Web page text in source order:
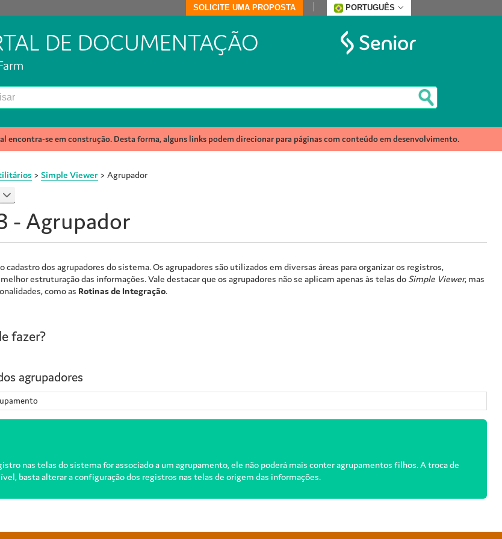
SOLICITE UMA PROPOSTA PORTUGUÊS
DE DOCUMENTAÇÃO
encontra-se em construção. Desta forma, alguns links podem direcionar para páginas com conteúdo em desenvolvimento.
> Simple Viewer > Agrupador
- Agrupador
cadastro dos agrupadores do sistema. Os agrupadores são utilizados em diversas áreas para organizar os registros,
estruturação das informações. Vale destacar que os agrupadores não se aplicam apenas às telas do Simple Viewer, mas
como as Rotinas de Integração.
fazer?
agrupadores
nas telas do sistema for associado a um agrupamento, ele não poderá mais conter agrupamentos filhos. A troca de
basta alterar a configuração dos registros nas telas de origem das informações.